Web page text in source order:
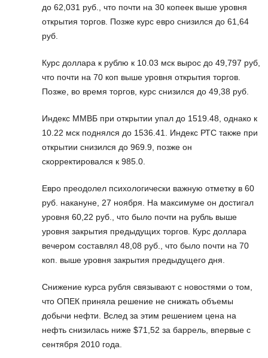
до 62,031 руб., что почти на 30 копеек выше уровня
открытия торгов. Позже курс евро снизился до 61,64
руб.
Курс доллара к рублю к 10.03 мск вырос до 49,797 руб,
что почти на 70 коп выше уровня открытия торгов.
Позже, во время торгов, курс снизился до 49,38 руб.
Индекс ММВБ при открытии упал до 1519.48, однако к
10.22 мск поднялся до 1536.41. Индекс РТС также при
открытии снизился до 969.9, позже он
скорректировался к 985.0.
Евро преодолел психологически важную отметку в 60
руб. накануне, 27 ноября. На максимуме он достигал
уровня 60,22 руб., что было почти на рубль выше
уровня закрытия предыдущих торгов. Курс доллара
вечером составлял 48,08 руб., что было почти на 70
коп. выше уровня закрытия предыдущего дня.
Снижение курса рубля связывают с новостями о том,
что ОПЕК приняла решение не снижать объемы
добычи нефти. Вслед за этим решением цена на
нефть снизилась ниже $71,52 за баррель, впервые с
сентября 2010 года.